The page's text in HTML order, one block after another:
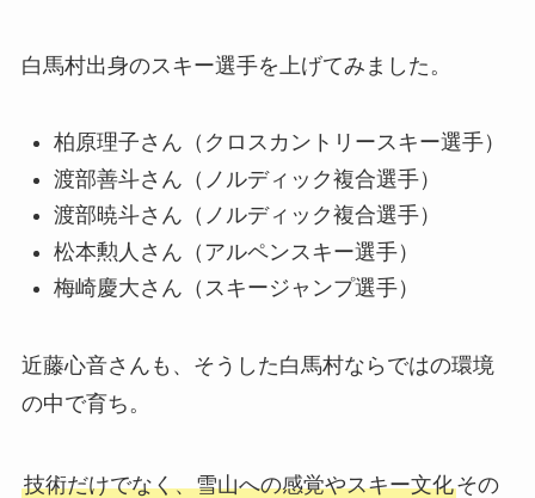
白馬村出身のスキー選手を上げてみました。
柏原理子さん（クロスカントリースキー選手）
渡部善斗さん（ノルディック複合選手）
渡部暁斗さん（ノルディック複合選手）
松本勲人さん（アルペンスキー選手）
梅崎慶大さん（スキージャンプ選手）
近藤心音さんも、そうした白馬村ならではの環境
の中で育ち。
技術だけでなく、雪山への感覚やスキー文化その